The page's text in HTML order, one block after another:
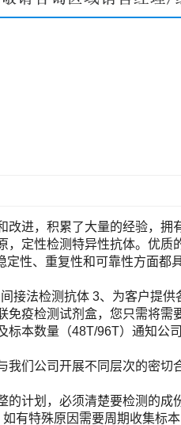
改进，积累了大量的经验，
，定性检测特异性抗体。优
性、重复性和可靠性方面都
接法检测抗体 3、为客户提供
免疫检测试剂盒，您只需将
标本数量（48T/96T）通知公
我们公司开展不同层次的密切
的计划，必须清楚要检测的
有特殊原因需要周期收集标